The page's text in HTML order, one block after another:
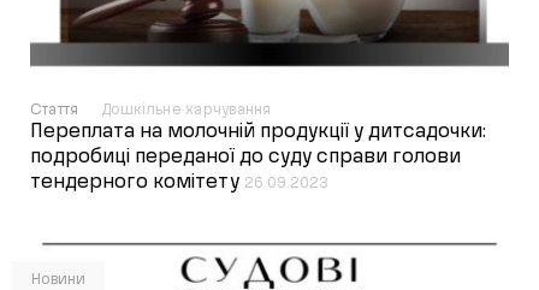
Стаття Дошкільне харчування
Переплата на молочній продукції у дитсадочки:
подробиці переданої до суду справи голови
тендерного комітету 26.09.2023
Новини